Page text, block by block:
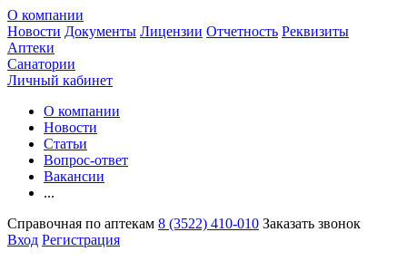
О компании
Новости Документы Лицензии Отчетность Реквизиты
Аптеки
Санатории
Личный кабинет
О компании
Новости
Статьи
Вопрос-ответ
Вакансии
...
Справочная по аптекам 8 (3522) 410-010 Заказать звонок
Вход Регистрация